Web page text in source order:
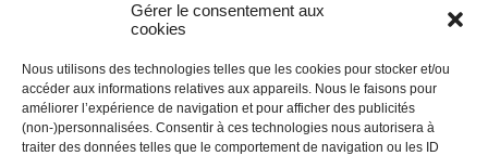
Gérer le consentement aux
cookies
Nous utilisons des technologies telles que les cookies pour stocker et/ou
accéder aux informations relatives aux appareils. Nous le faisons pour
améliorer l’expérience de navigation et pour afficher des publicités
(non-)personnalisées. Consentir à ces technologies nous autorisera à
traiter des données telles que le comportement de navigation ou les ID
Modalités & Conditions
Politique De Confidentialité